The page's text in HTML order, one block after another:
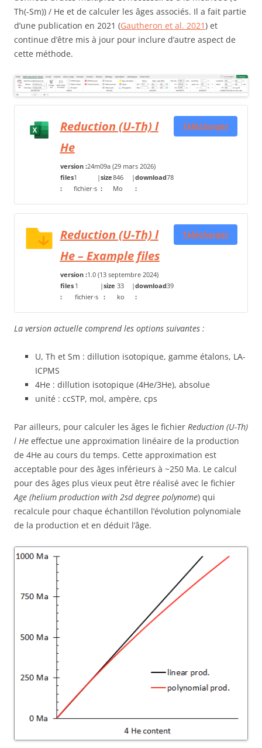
Th(-Sm)) / He et de calculer les âges associés. Il a fait partie
d’une publication en 2021 (Gautheron et al. 2021) et
continue d’être mis à jour pour inclure d’autre aspect de
cette méthode.
Reduction (U-Th) l
He
version :24m09a (29 mars 2026)
files
:
1
fichier·s
|size
:
846
Mo
|download
:
78
Télécharger
Reduction (U-Th) l
He – Example files
version :1.0 (13 septembre 2024)
files
:
1
fichier·s
|size
:
33
ko
|download
:
39
Télécharger
La version actuelle comprend les options suivantes :
U, Th et Sm : dillution isotopique, gamme étalons, LA-
ICPMS
4He : dillution isotopique (4He/3He), absolue
unité : ccSTP, mol, ampère, cps
Par ailleurs, pour calculer les âges le fichier Reduction (U-Th)
l He effectue une approximation linéaire de la production
de 4He au cours du temps. Cette approximation est
acceptable pour des âges inférieurs à ~250 Ma. Le calcul
pour des âges plus vieux peut être réalisé avec le fichier
Age (helium production with 2sd degree polynome) qui
recalcule pour chaque échantillon l’évolution polynomiale
de la production et en déduit l’âge.